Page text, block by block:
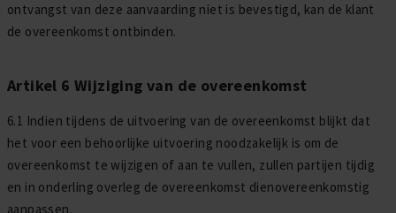
ontvangst van deze aanvaarding niet is bevestigd, kan de klant
de overeenkomst ontbinden.
Artikel 6 Wijziging van de overeenkomst
6.1 Indien tijdens de uitvoering van de overeenkomst blijkt dat
het voor een behoorlijke uitvoering noodzakelijk is om de
overeenkomst te wijzigen of aan te vullen, zullen partijen tijdig
en in onderling overleg de overeenkomst dienovereenkomstig
aanpassen.